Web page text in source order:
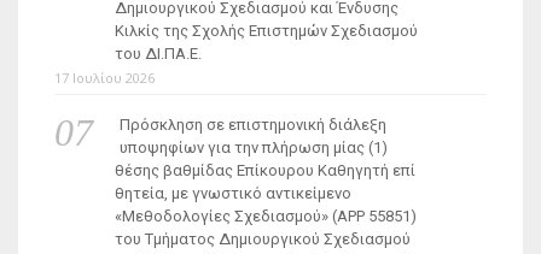
Δημιουργικού Σχεδιασμού και Ένδυσης
Κιλκίς της Σχολής Επιστημών Σχεδιασμού
του ΔΙ.ΠΑ.Ε.
17 Ιουλίου 2026
Πρόσκληση σε επιστημονική διάλεξη
υποψηφίων για την πλήρωση μίας (1)
θέσης βαθμίδας Επίκουρου Καθηγητή επί
θητεία, με γνωστικό αντικείμενο
«Μεθοδολογίες Σχεδιασμού» (ΑΡΡ 55851)
του Τμήματος Δημιουργικού Σχεδιασμού